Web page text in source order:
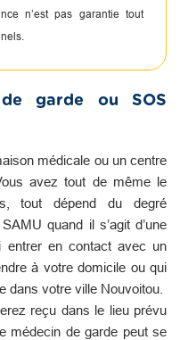
n’est pas garantie tout
garde ou SOS
médicale ou un centre
avez tout de même le
tout dépend du degré
quand il s’agit d’une
entrer en contact avec un
à votre domicile ou qui
dans votre ville Nouvoitou.
reçu dans le lieu prévu
médecin de garde peut se